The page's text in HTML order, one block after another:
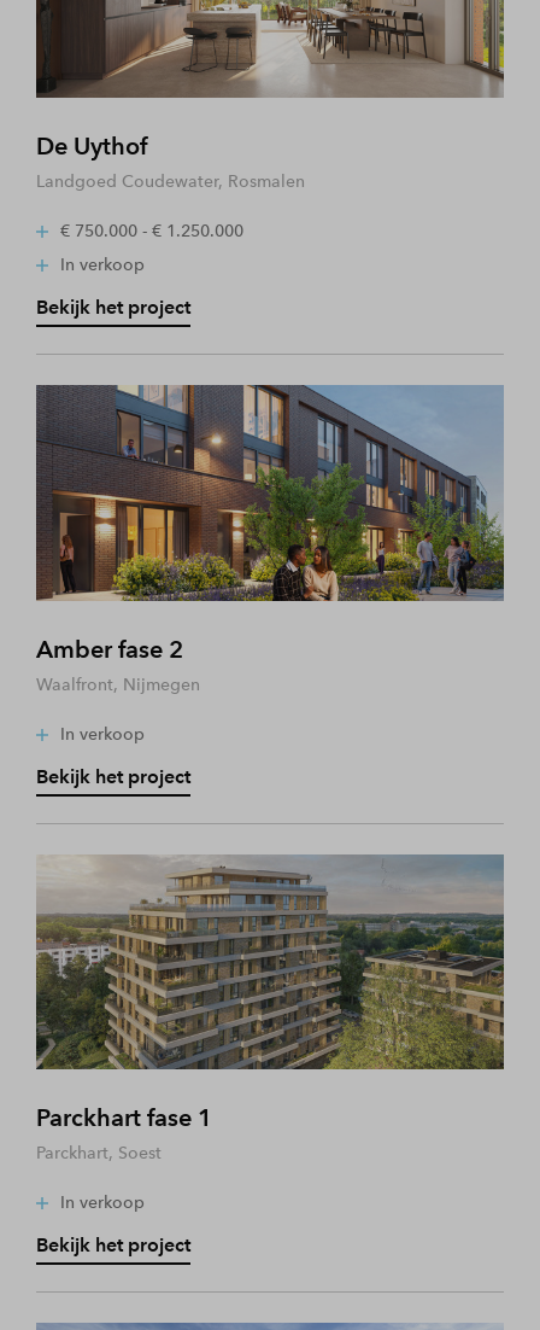
De Uythof
Landgoed Coudewater, Rosmalen
€ 750.000 - € 1.250.000
In verkoop
Bekijk het project
Amber fase 2
Waalfront, Nijmegen
In verkoop
Bekijk het project
Parckhart fase 1
Parckhart, Soest
In verkoop
Bekijk het project